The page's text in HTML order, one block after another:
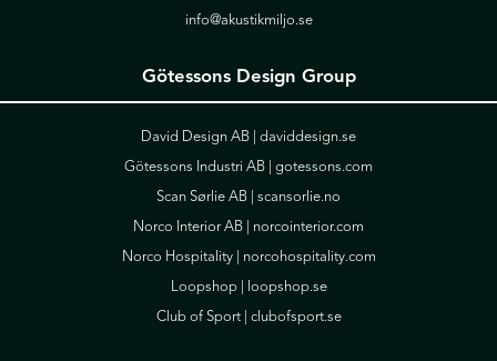
info@akustikmiljo.se
Götessons Design Group
David Design AB | daviddesign.se
Götessons Industri AB | gotessons.com
Scan Sørlie AB | scansorlie.no
Norco Interior AB | norcointerior.com
Norco Hospitality | norcohospitality.com
Loopshop |
loopshop.se
Club of Sport | clubofsport.se